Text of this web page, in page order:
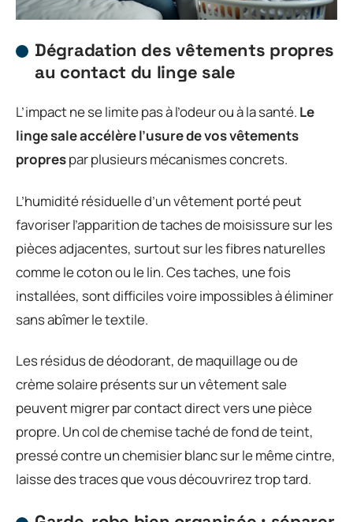
Dégradation des vêtements propres
au contact du linge sale
L’impact ne se limite pas à l’odeur ou à la santé. Le
linge sale accélère l’usure de vos vêtements
proprespar plusieurs mécanismes concrets.
L’humidité résiduelle d’un vêtement porté peut
favoriser l’apparition de taches de moisissure sur les
pièces adjacentes, surtout sur les fibres naturelles
comme le coton ou le lin. Ces taches, une fois
installées, sont difficiles voire impossibles à éliminer
sans abîmer le textile.
Les résidus de déodorant, de maquillage ou de
crème solaire présents sur un vêtement sale
peuvent migrer par contact direct vers une pièce
propre. Un col de chemise taché de fond de teint,
pressé contre un chemisier blanc sur le même cintre,
laisse des traces que vous découvrirez trop tard.